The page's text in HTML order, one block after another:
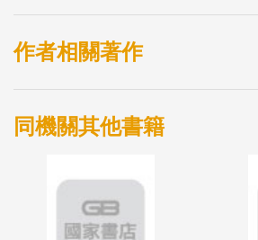
作者相關著作
同機關其他書籍